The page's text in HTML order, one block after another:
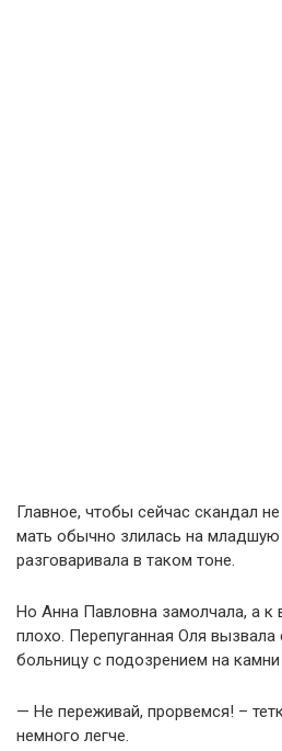
Главное, чтобы сейчас скандал
мать обычно злилась на младшую
разговаривала в таком тоне.
Но Анна Павловна замолчала, а к
плохо. Перепуганная Оля вызвала
больницу с подозрением на
— Не переживай, прорвемся! –
немного легче.